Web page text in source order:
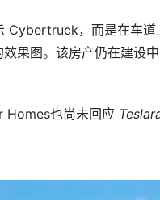
Cybertruck，而是在车
果图。该房产仍在建设
Homes也尚未回应